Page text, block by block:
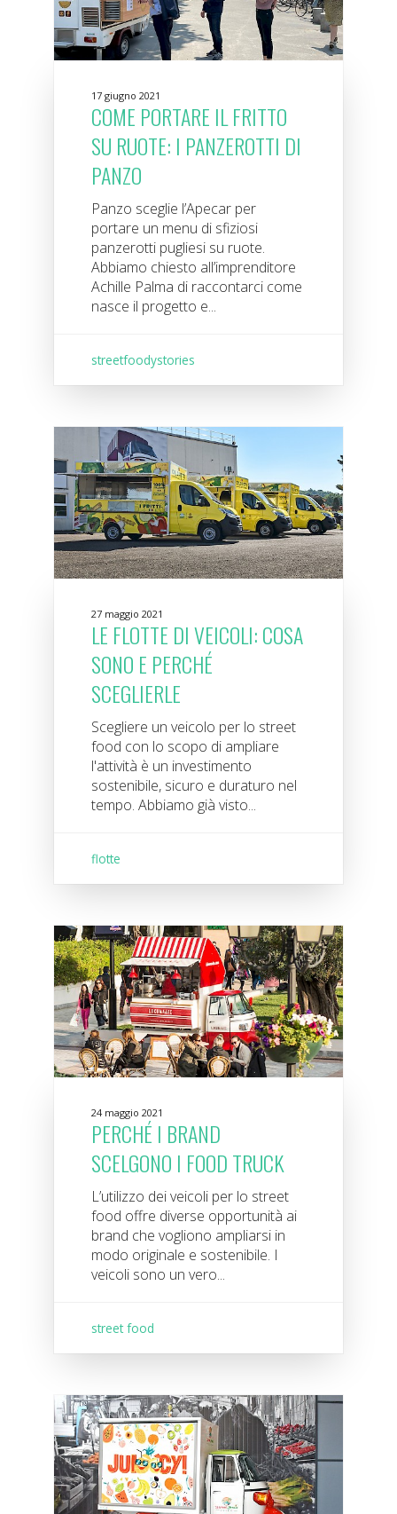
17 giugno 2021
COME PORTARE IL FRITTO
SU RUOTE: I PANZEROTTI DI
PANZO
Panzo sceglie l’Apecar per
portare un menu di sfiziosi
panzerotti pugliesi su ruote.
Abbiamo chiesto all’imprenditore
Achille Palma di raccontarci come
nasce il progetto e...
streetfoodystories
27 maggio 2021
LE FLOTTE DI VEICOLI: COSA
SONO E PERCHÉ
SCEGLIERLE
Scegliere un veicolo per lo street
food con lo scopo di ampliare
l'attività è un investimento
sostenibile, sicuro e duraturo nel
tempo. Abbiamo già visto...
flotte
24 maggio 2021
PERCHÉ I BRAND
SCELGONO I FOOD TRUCK
L’utilizzo dei veicoli per lo street
food offre diverse opportunità ai
brand che vogliono ampliarsi in
modo originale e sostenibile. I
veicoli sono un vero...
street food